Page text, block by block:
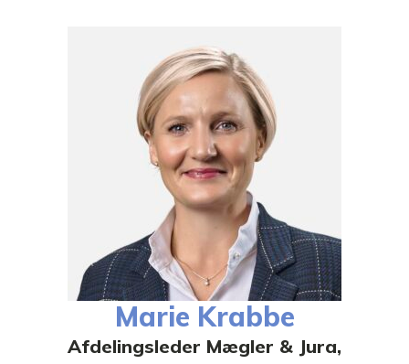
Marie Krabbe
Afdelingsleder Mægler & Jura,